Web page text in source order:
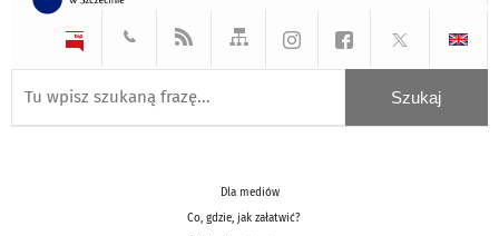
czarnymczarnymżółtym
Dla mediów
Co, gdzie, jak załatwić?